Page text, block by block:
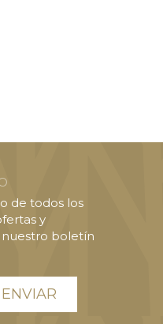
de todos los
y
boletín